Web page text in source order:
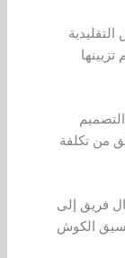
من تكلفة
فريق إلى
الكوش